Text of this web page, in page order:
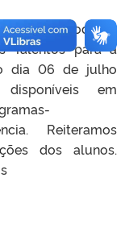
do período de
Talentos para a
dia 06 de julho
em
Reiteramos
dos alunos.